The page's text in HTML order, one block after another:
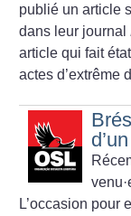
publié un article
dans leur journal
article qui fait
actes d’extrême
venu·
L’occasion pour